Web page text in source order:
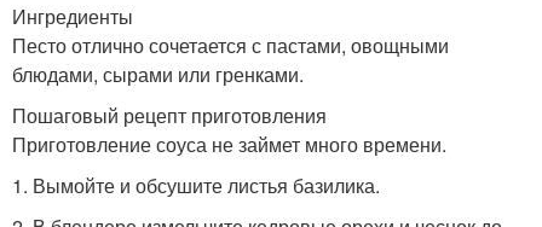
Ингредиенты
Песто отлично сочетается с пастами, овощными
блюдами, сырами или гренками.
Пошаговый рецепт приготовления
Приготовление соуса не займет много времени.
1. Вымойте и обсушите листья базилика.